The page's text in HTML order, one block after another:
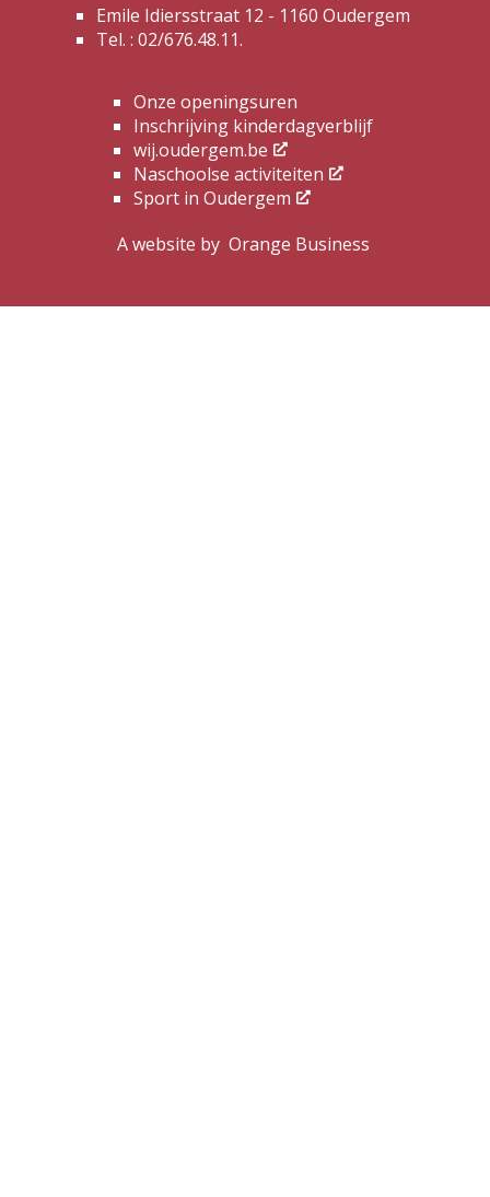
Emile Idiersstraat 12 - 1160 Oudergem
Tel. : 02/676.48.11.
Onze openingsuren
Inschrijving kinderdagverblijf
wij.oudergem.be
Naschoolse activiteiten
Sport in Oudergem
A website by Orange Business